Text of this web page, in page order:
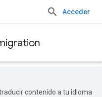
Acceder
contenido a tu idioma